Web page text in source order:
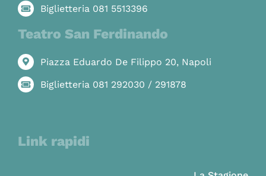
Biglietteria 081 5513396
Teatro San Ferdinando
Piazza Eduardo De Filippo 20, Napoli
Biglietteria 081 292030 / 291878
Link rapidi